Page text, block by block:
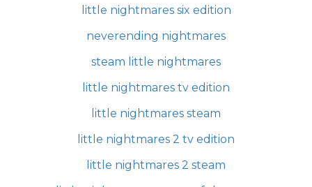
little nightmares six edition
neverending nightmares
steam little nightmares
little nightmares tv edition
little nightmares steam
little nightmares 2 tv edition
little nightmares 2 steam